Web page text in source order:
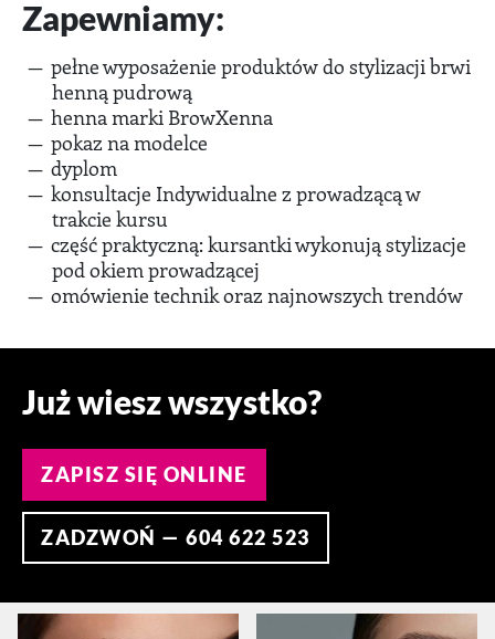
Zapewniamy:
pełne wyposażenie produktów do stylizacji brwi
henną pudrową
henna marki BrowXenna
pokaz na modelce
dyplom
konsultacje Indywidualne z prowadzącą w
trakcie kursu
część praktyczną: kursantki wykonują stylizacje
pod okiem prowadzącej
omówienie technik oraz najnowszych trendów
Już wiesz wszystko?
ZAPISZ SIĘ ONLINE
ZADZWOŃ — 604 622 523